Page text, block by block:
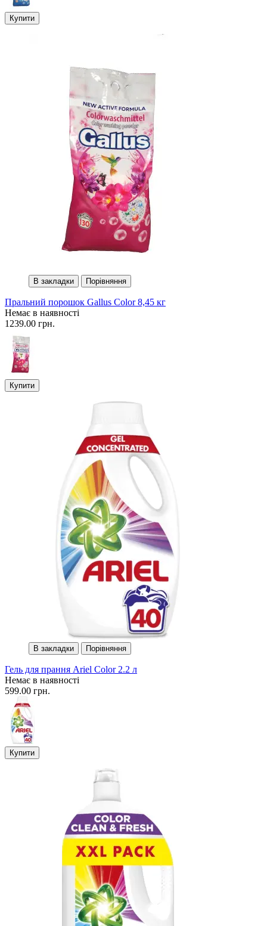
Купити
В закладки Порівняння
Пральний порошок Gallus Color 8,45 кг
Немає в наявності
1239.00 грн.
Купити
В закладки Порівняння
Гель для прання Ariel Color 2.2 л
Немає в наявності
599.00 грн.
Купити